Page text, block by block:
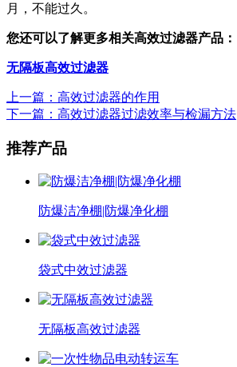
月，不能过久。
您还可以了解更多相关高效过滤器产品：
无隔板高效过滤器
上一篇：高效过滤器的作用
下一篇：高效过滤器过滤效率与检漏方法
推荐产品
防爆洁净棚|防爆净化棚
袋式中效过滤器
无隔板高效过滤器